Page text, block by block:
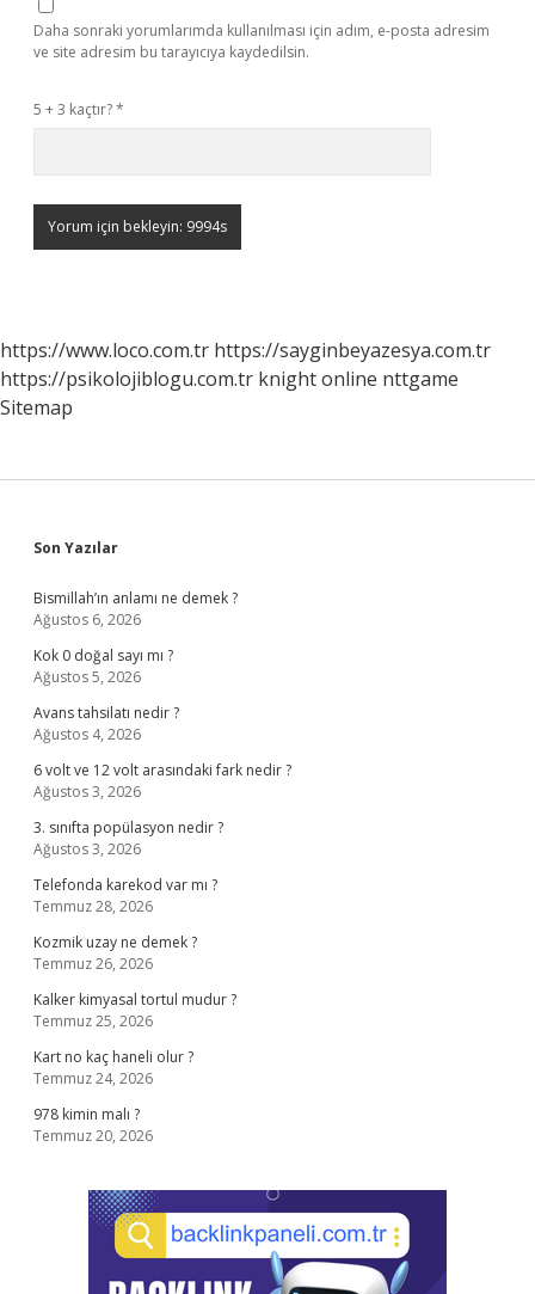
Daha sonraki yorumlarımda kullanılması için adım, e-posta adresim
ve site adresim bu tarayıcıya kaydedilsin.
5 + 3 kaçtır?*
https://www.loco.com.tr https://sayginbeyazesya.com.tr
https://psikolojiblogu.com.tr knight online nttgame
Sitemap
Sidebar
Son Yazılar
Bismillah’ın anlamı ne demek ?
Ağustos 6, 2026
Kok 0 doğal sayı mı ?
Ağustos 5, 2026
Avans tahsilatı nedir ?
Ağustos 4, 2026
6 volt ve 12 volt arasındaki fark nedir ?
Ağustos 3, 2026
3. sınıfta popülasyon nedir ?
Ağustos 3, 2026
Telefonda karekod var mı ?
Temmuz 28, 2026
Kozmik uzay ne demek ?
Temmuz 26, 2026
Kalker kimyasal tortul mudur ?
Temmuz 25, 2026
Kart no kaç haneli olur ?
Temmuz 24, 2026
978 kimin malı ?
Temmuz 20, 2026